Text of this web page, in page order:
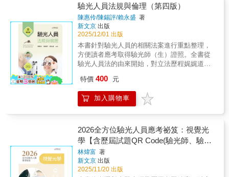
整詳盡的解析，幫助考生在最短時間內，高效
率掌握考試精髓。這是幫助您透過自學、系統
性刷題，順利取得證照的優質工具書。【適用
對象】這本《照顧服務員學科題庫》適用於所
有準備參加照顧服務員單一級技術士技能檢定
考試的考生。【本書三大亮點】★ 分類式編
排：鎖定常考主題，集中火力補強弱點，高效
學習！★ 621 題海量題庫：充分練習，將所有
知識點一網打盡！ ★ 全題目詳盡解析：理解觀
色】一、分類編排，系統化學習效率高本書將
學科知識點劃分為6個關鍵主題，並以分類式題
庫呈現，讓考生能分門別類、有系統地進行練
習。您可以針對特定的項目（如身體照顧、生
活照顧、家務處理、緊急及意外事件處理、家
庭支持、職業倫理）集中練習，有效補強個人
較弱的環節，確保每一主題都能紮實掌握。
二、題庫豐富，模擬實戰掌握考情本書收錄了
高達 621 題的學科試題，題目廣泛且貼近命題
驗光人員法規與倫理（第四版）
陳惠伶/陳錫評/賴永盛 著
新文京 出版
2025/12/01 出版
本書針對驗光人員的相關法案進行重點整理，
方便讀者應考取得驗光師（生）證照。全書從
驗光人員法的由來開始，對立法歷程娓娓道
去脈後便不再覺得法律艱澀難難懂了。 自
民國105年1月6日驗光人員法公布施行後，從事
驗光工作時不論是人員、機構或設備均需要納
考試並取得驗光師（生）證照並完成相關程序
後才具執業資格。 本書針對驗光人員的相
關法案內容，進行重點整理，內容涵蓋驗光人
員應考資格、證照取得、執業與開業時的各種
規範、各級驗光人員公會的組成、運作以及各
自的權利義務，還有違反相關規定的情節與處
特價 400 元
加入購物車
2026全方位驗光人員應考祕笈：視覺光
學【含歷屆試題QR Code(驗光師、驗光
生)】
林煒富 著
新文京 出版
2025/11/20 出版